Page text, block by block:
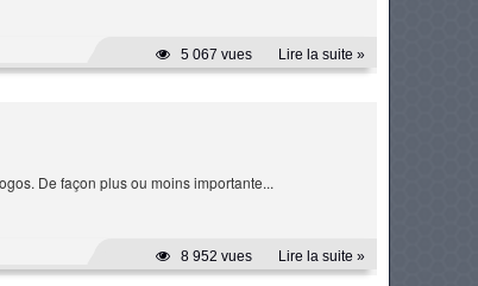
5 067 vues Lire la suite »
De façon plus ou moins importante...
8 952 vues Lire la suite »